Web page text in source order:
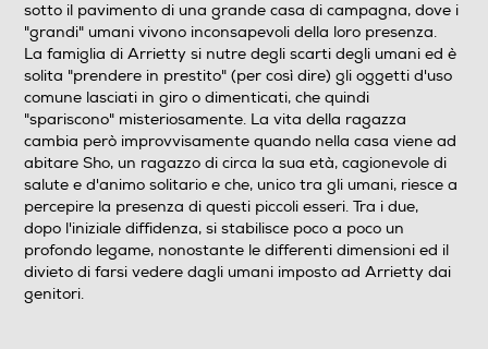
Sistema TV
Pal
Area Geografica del articolo
Area 2 (Europa/Giappone)
Durata in minuti del film
90
N° di supporti contenuti nell'articolo
sotto il pavimento di una grande casa di campagna, dove i
"grandi" umani vivono inconsapevoli della loro presenza.
La famiglia di Arrietty si nutre degli scarti degli umani ed è
solita "prendere in prestito" (per così dire) gli oggetti d'uso
comune lasciati in giro o dimenticati, che quindi
"spariscono" misteriosamente. La vita della ragazza
cambia però improvvisamente quando nella casa viene ad
abitare Sho, un ragazzo di circa la sua età, cagionevole di
salute e d'animo solitario e che, unico tra gli umani, riesce a
percepire la presenza di questi piccoli esseri. Tra i due,
dopo l'iniziale diffidenza, si stabilisce poco a poco un
profondo legame, nonostante le differenti dimensioni ed il
divieto di farsi vedere dagli umani imposto ad Arrietty dai
genitori.